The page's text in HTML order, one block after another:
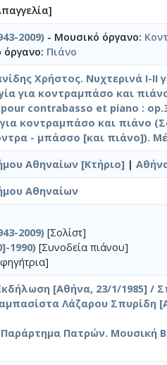
2009) - Μουσικό όργανο:
Πιάνο
Χρήστος. Νυχτερινά Ι-
για κοντραμπάσο και
pour contrabasso et piano :
κοντραμπάσο και πιάνο
- μπάσσο [και πιάνο]).
Αθηναίων [Κτήριο] |
Αθηναίων
2009) [Σολίστ]
1990) [Συνοδεία πιάνου]
[Αθήνα, 23/1/1985] /
Λάζαρου Σπυρίδη
Πατρών. Μουσική